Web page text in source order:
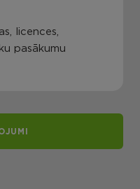
licences,
pasākumu